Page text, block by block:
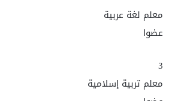
معلم لغة عربية
عضوا
3
معلم تربية إسلامية